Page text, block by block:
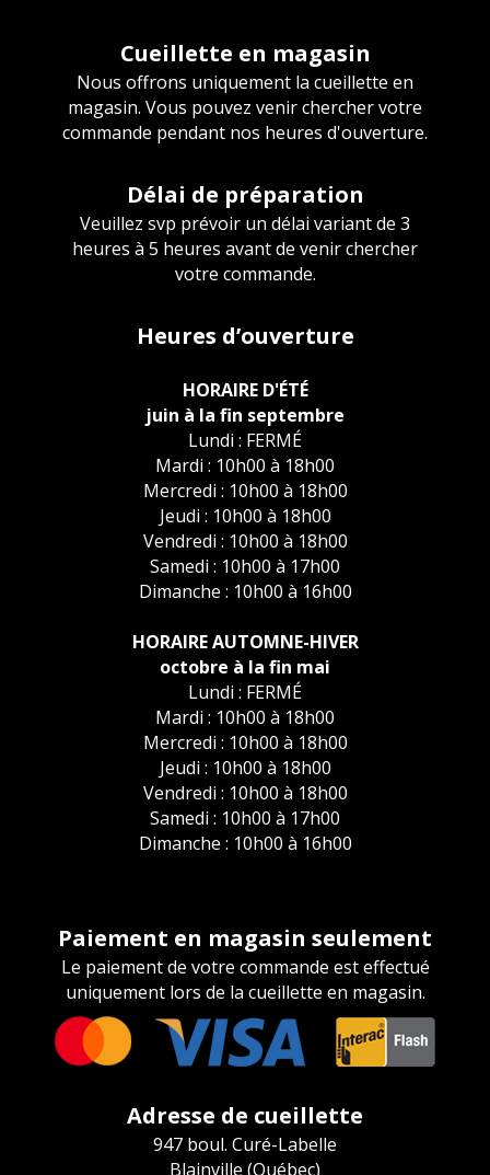
Cueillette en magasin
Nous offrons uniquement la cueillette en
magasin. Vous pouvez venir chercher votre
commande pendant nos heures d'ouverture.
Délai de préparation
Veuillez svp prévoir un délai variant de 3
heures à 5 heures avant de venir chercher
votre commande.
Heures d’ouverture
HORAIRE D'ÉTÉ
juin à la fin septembre
Lundi : FERMÉ
Mardi : 10h00 à 18h00
Mercredi : 10h00 à 18h00
Jeudi : 10h00 à 18h00
Vendredi : 10h00 à 18h00
Samedi : 10h00 à 17h00
Dimanche : 10h00 à 16h00
HORAIRE AUTOMNE-HIVER
octobre à la fin mai
Lundi : FERMÉ
Mardi : 10h00 à 18h00
Mercredi : 10h00 à 18h00
Jeudi : 10h00 à 18h00
Vendredi : 10h00 à 18h00
Samedi : 10h00 à 17h00
Dimanche : 10h00 à 16h00
Paiement en magasin seulement
Le paiement de votre commande est effectué
uniquement lors de la cueillette en magasin.
Adresse de cueillette
947 boul. Curé-Labelle
Blainville (Québec)